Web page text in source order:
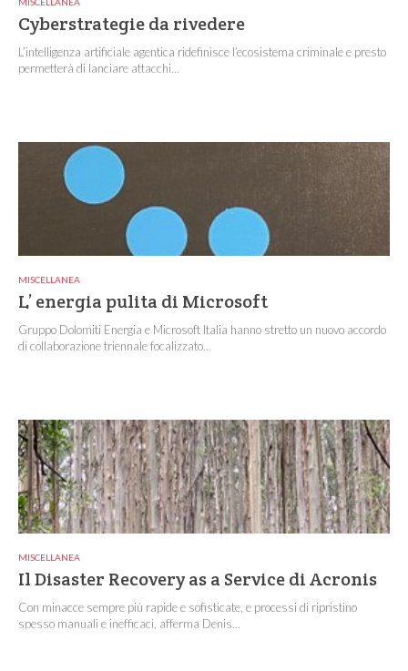
Cyberstrategie da rivedere
L’intelligenza artificiale agentica ridefinisce l’ecosistema criminale e presto
permetterà di lanciare attacchi...
MISCELLANEA
L’ energia pulita di Microsoft
Gruppo Dolomiti Energia e Microsoft Italia hanno stretto un nuovo accordo
di collaborazione triennale focalizzato...
MISCELLANEA
Il Disaster Recovery as a Service di Acronis
Con minacce sempre più rapide e sofisticate, e processi di ripristino
spesso manuali e inefficaci, afferma Denis...